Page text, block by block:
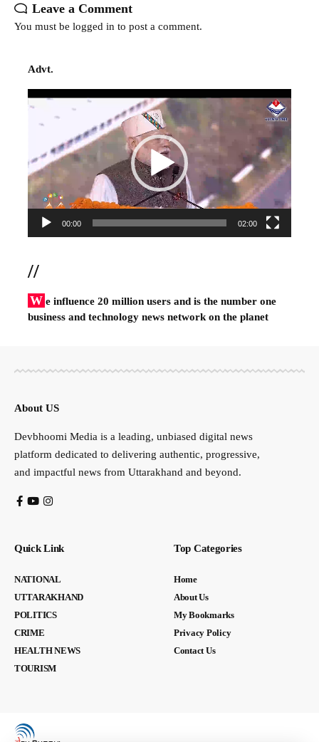
Leave a Comment
You must be logged in to post a comment.
Advt.
Video
00:00 02:00
//
W e influence 20 million users and is the number one
business and technology news network on the planet
About US
Devbhoomi Media is a leading, unbiased digital news
platform dedicated to delivering authentic, progressive,
and impactful news from Uttarakhand and beyond.
Quick Link
NATIONAL
UTTARAKHAND
POLITICS
CRIME
HEALTH NEWS
TOURISM
Top Categories
Home
About Us
My Bookmarks
Privacy Policy
Contact Us